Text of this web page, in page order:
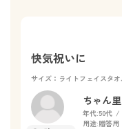
快気祝いに
サイズ：ライトフェイスタ
ちゃん里
年代:50代
用途:贈答用